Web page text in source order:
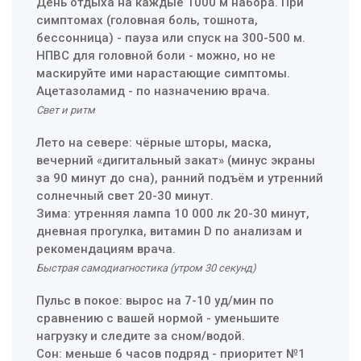
симптомах (головная боль, тошнота,
бессонница) - пауза или спуск на 300-500 м.
НПВС для головной боли - можно, но не
маскируйте ими нарастающие симптомы.
Ацетазоламид - по назначению врача.
Свет и ритм
Лето на севере: чёрные шторы, маска,
вечерний «дигитальный закат» (минус экраны
за 90 минут до сна), ранний подъём и утренний
солнечный свет 20-30 минут.
Зима: утренняя лампа 10 000 лк 20-30 минут,
дневная прогулка, витамин D по анализам и
рекомендациям врача.
Быстрая самодиагностика (утром 30 секунд)
Пульс в покое: вырос на 7-10 уд/мин по
сравнению с вашей нормой - уменьшите
нагрузку и следите за сном/водой.
Сон: меньше 6 часов подряд - приоритет №1